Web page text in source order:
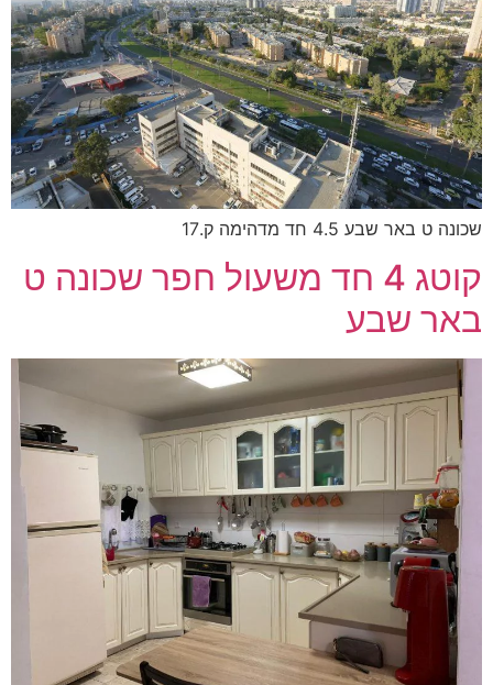
שכונה ט באר שבע 4.5 חד מדהימה ק.17
קוטג 4 חד משעול חפר שכונה ט
באר שבע